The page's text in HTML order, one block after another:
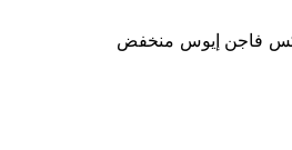
فاجن إيوس منخفض